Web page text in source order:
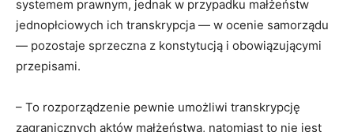
systemem prawnym, jednak w przypadku małżeństw
jednopłciowych ich transkrypcja — w ocenie samorządu
— pozostaje sprzeczna z konstytucją i obowiązującymi
przepisami.
– To rozporządzenie pewnie umożliwi transkrypcję
zagranicznych aktów małżeństwa, natomiast to nie jest